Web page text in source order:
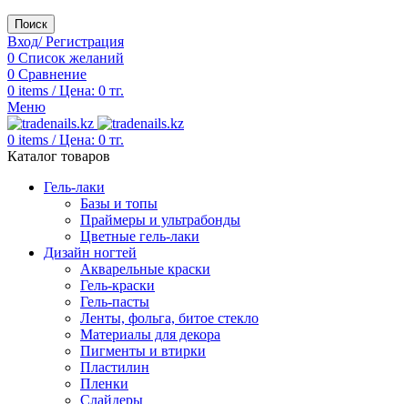
Поиск
Вход/ Регистрация
0 Список желаний
0 Сравнение
0 items / Цена: 0 тг.
Меню
0 items / Цена: 0 тг.
Каталог товаров
Гель-лаки
Базы и топы
Праймеры и ультрабонды
Цветные гель-лаки
Дизайн ногтей
Акварельные краски
Гель-краски
Гель-пасты
Ленты, фольга, битое стекло
Материалы для декора
Пигменты и втирки
Пластилин
Пленки
Слайдеры